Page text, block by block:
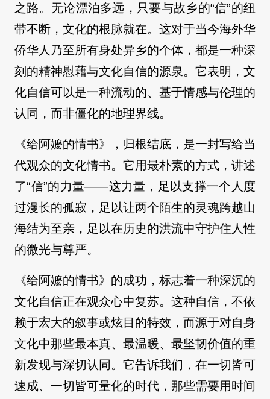
之路。无论漂泊多远，只要与故乡的“信”的纽
带不断，文化的根脉就在。这对于当今海外华
侨华人乃至所有身处异乡的个体，都是一种深
刻的精神慰藉与文化自信的源泉。它表明，文
化自信可以是一种流动的、基于情感与伦理的
认同，而非僵化的地理界线。
《给阿嬷的情书》，归根结底，是一封写给当
代观众的文化情书。它用最朴素的方式，讲述
了“信”的力量——这力量，足以支撑一个人度
过漫长的孤寂，足以让两个陌生的灵魂跨越山
海结为至亲，足以在历史的洪流中守护住人性
的微光与尊严。
《给阿嬷的情书》的成功，标志着一种深沉的
文化自信正在观众心中复苏。这种自信，不依
赖于宏大的叙事或炫目的特效，而源于对自身
文化中那些最本真、最温暖、最坚韧价值的重
新发现与深切认同。它告诉我们，在一切皆可
速成、一切皆可量化的时代，那些需要用时间